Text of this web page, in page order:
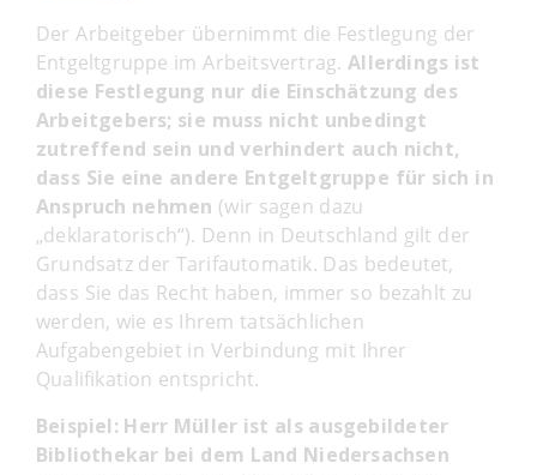
Der Arbeitgeber übernimmt die Festlegung der
Entgeltgruppe im Arbeitsvertrag.Allerdings ist
diese Festlegung nur die Einschätzung des
Arbeitgebers; sie muss nicht unbedingt
zutreffend sein und verhindert auch nicht,
dass Sie eine andere Entgeltgruppe für sich in
Anspruch nehmen (wir sagen dazu
„deklaratorisch“). Denn in Deutschland gilt der
Grundsatz der Tarifautomatik. Das bedeutet,
dass Sie das Recht haben, immer so bezahlt zu
werden, wie es Ihrem tatsächlichen
Aufgabengebiet in Verbindung mit Ihrer
Qualifikation entspricht.
Beispiel: Herr Müller ist als ausgebildeter
Bibliothekar bei dem Land Niedersachsen